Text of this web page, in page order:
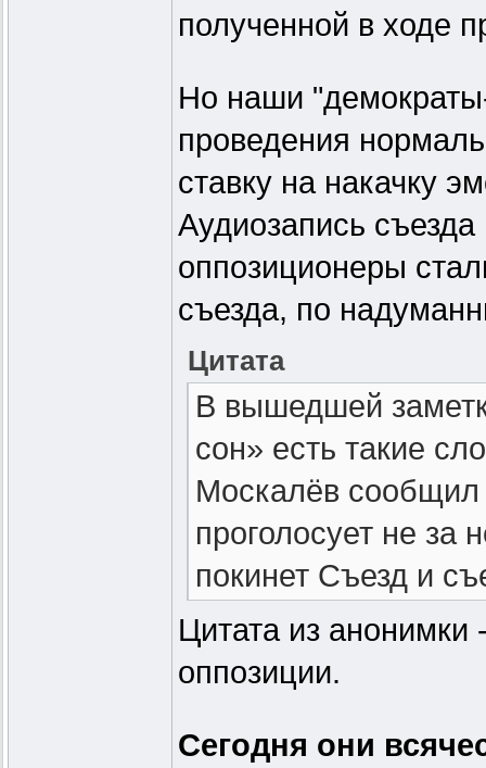
полученной в ходе
Но наши
проведения
ставку на накачку
Аудиозапись съезда
оппозиционеры
съезда, по
Цитата
В вышедшей
сон» есть такие
Москалёв сообщил
проголосует не за
покинет Съезд и
Цитата из анонимки
оппозиции.
Сегодня они